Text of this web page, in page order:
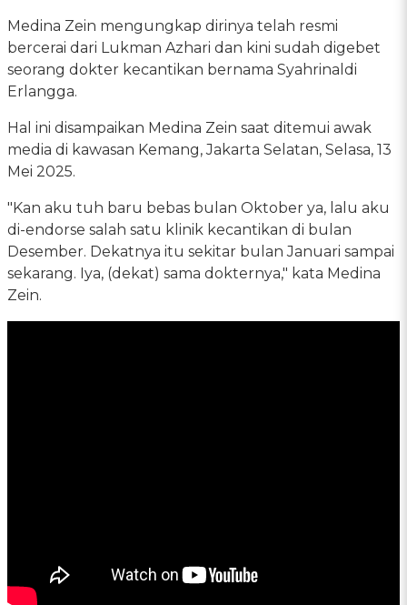
Medina Zein mengungkap dirinya telah resmi
bercerai dari Lukman Azhari dan kini sudah digebet
seorang dokter kecantikan bernama Syahrinaldi
Erlangga.
Hal ini disampaikan Medina Zein saat ditemui awak
media di kawasan Kemang, Jakarta Selatan, Selasa, 13
Mei 2025.
"Kan aku tuh baru bebas bulan Oktober ya, lalu aku
di-endorse salah satu klinik kecantikan di bulan
Desember. Dekatnya itu sekitar bulan Januari sampai
sekarang. Iya, (dekat) sama dokternya," kata Medina
Zein.